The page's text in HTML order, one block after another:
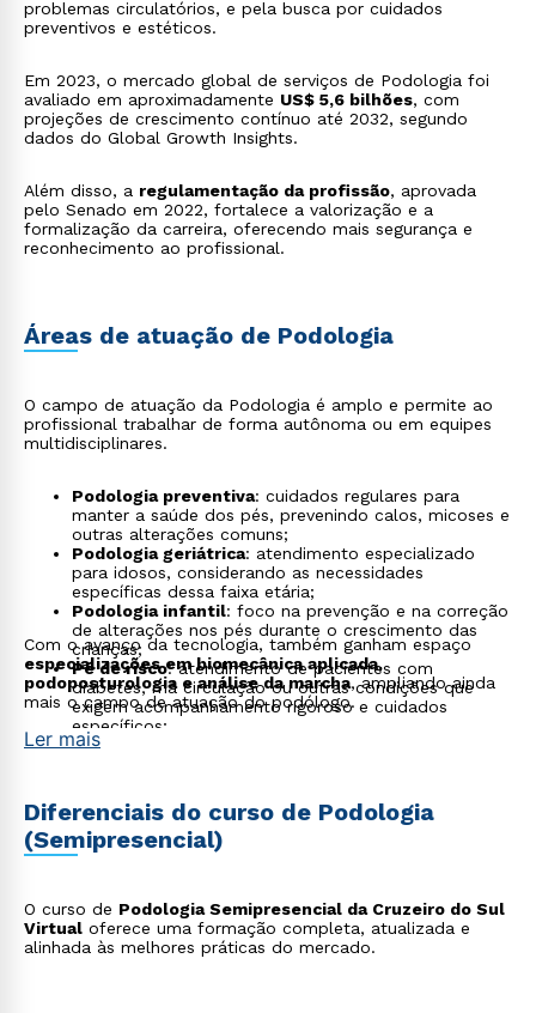
problemas circulatórios, e pela busca por cuidados
preventivos e estéticos.
Em 2023, o mercado global de serviços de Podologia foi
avaliado em aproximadamente US$ 5,6 bilhões, com
projeções de crescimento contínuo até 2032, segundo
dados do Global Growth Insights.
Além disso, a regulamentação da profissão, aprovada
pelo Senado em 2022, fortalece a valorização e a
formalização da carreira, oferecendo mais segurança e
reconhecimento ao profissional.
Áreas de atuação de Podologia
O campo de atuação da Podologia é amplo e permite ao
profissional trabalhar de forma autônoma ou em equipes
multidisciplinares.
Podologia preventiva: cuidados regulares para
manter a saúde dos pés, prevenindo calos, micoses e
outras alterações comuns;
Podologia geriátrica: atendimento especializado
para idosos, considerando as necessidades
específicas dessa faixa etária;
Podologia infantil: foco na prevenção e na correção
de alterações nos pés durante o crescimento das
crianças;
Pé de risco: atendimento de pacientes com
diabetes, má circulação ou outras condições que
exigem acompanhamento rigoroso e cuidados
específicos;
Podologia desportiva
Estética podológica
: atuação em clínicas e spas
com foco no bem-estar, na aparência e na saúde dos
pés;
Consultoria em calçados
calçados;
Educação e capacitação : atuação como docente ou
instrutor em cursos técnicos e profissionalizantes na
Com o avanço da tecnologia, também ganham espaço
especializações em biomecânica aplicada,
podoposturologia e análise da marcha, ampliando ainda
mais o campo de atuação do podólogo.
Ler mais
Diferenciais do curso de Podologia
(Semipresencial)
O curso de Podologia Semipresencial da Cruzeiro do Sul
Virtual oferece uma formação completa, atualizada e
alinhada às melhores práticas do mercado.